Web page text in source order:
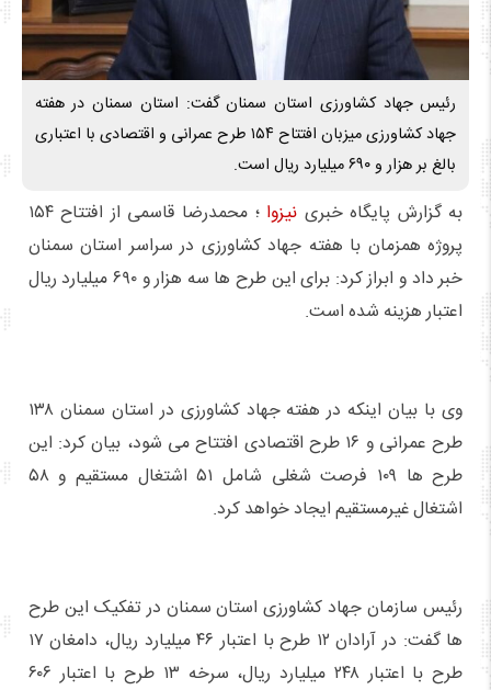
رئیس جهاد کشاورزی استان سمنان گفت: استان سمنان در هفته
جهاد کشاورزی میزبان افتتاح ۱۵۴ طرح عمرانی و اقتصادی با اعتباری
بالغ بر هزار و ۶۹۰ میلیارد ریال است.
به گزارش پایگاه خبری نیزوا
؛ محمدرضا قاسمی از افتتاح ۱۵۴
پروژه همزمان با هفته جهاد کشاورزی در سراسر استان سمنان
خبر داد و ابراز کرد: برای این طرح ها سه هزار و ۶۹۰ میلیارد ریال
اعتبار هزینه شده است.
وی با بیان اینکه در هفته جهاد کشاورزی در استان سمنان ۱۳۸
طرح عمرانی و ۱۶ طرح اقتصادی افتتاح می شود، بیان کرد: این
طرح ها ۱۰۹ فرصت شغلی شامل ۵۱ اشتغال مستقیم و ۵۸
اشتغال غیرمستقیم ایجاد خواهد کرد.
رئیس سازمان جهاد کشاورزی استان سمنان در تفکیک این طرح
ها گفت: در آرادان ۱۲ طرح با اعتبار ۴۶ میلیارد ریال، دامغان ۱۷
طرح با اعتبار ۲۴۸ میلیارد ریال، سرخه ۱۳ طرح با اعتبار ۶۰۶